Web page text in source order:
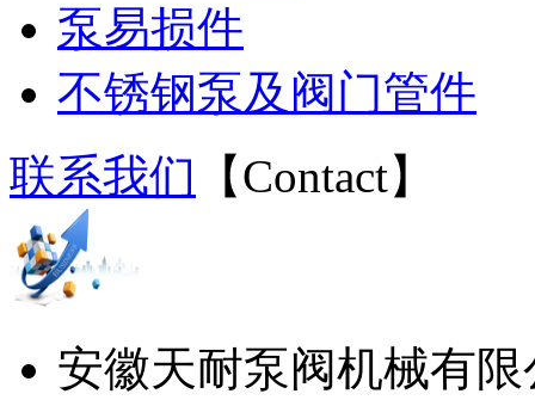
泵易损件
不锈钢泵及阀门管件
联系我们 【Contact】
安徽天耐泵阀机械有限